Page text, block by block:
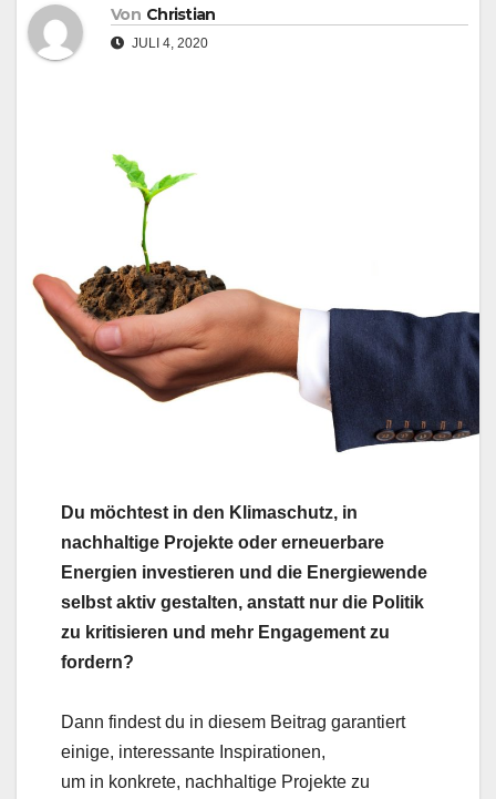
Von Christian
JULI 4, 2020
Du möchtest in den Klimaschutz, in
nachhaltige Projekte oder erneuerbare
Energien investieren und die Energiewende
selbst aktiv gestalten, anstatt nur die Politik
zu kritisieren und mehr Engagement zu
fordern?
Dann findest du in diesem Beitrag garantiert
einige, interessante Inspirationen,
um in konkrete, nachhaltige Projekte zu